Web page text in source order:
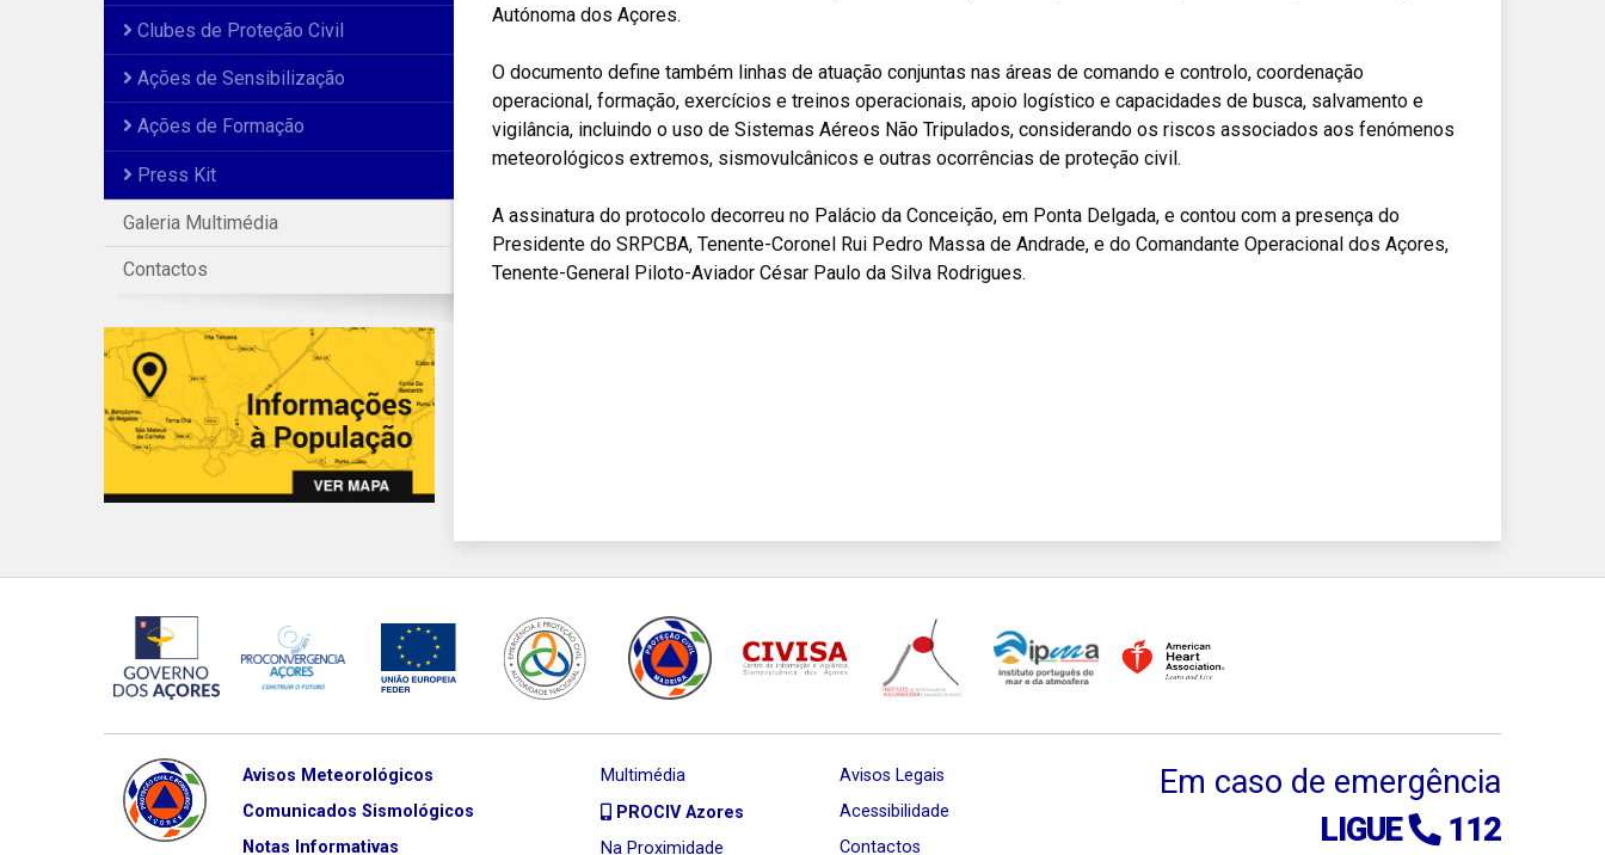
Clubes de Proteção Civil
Ações de Sensibilização
Ações de Formação
Press Kit
Galeria Multimédia
Contactos
Autónoma dos Açores.
O documento define também linhas de atuação conjuntas nas áreas de comando e controlo, coordenação
operacional, formação, exercícios e treinos operacionais, apoio logístico e capacidades de busca, salvamento e
vigilância, incluindo o uso de Sistemas Aéreos Não Tripulados, considerando os riscos associados aos fenómenos
meteorológicos extremos, sismovulcânicos e outras ocorrências de proteção civil.
A assinatura do protocolo decorreu no Palácio da Conceição, em Ponta Delgada, e contou com a presença do
Presidente do SRPCBA, Tenente-Coronel Rui Pedro Massa de Andrade, e do Comandante Operacional dos Açores,
Tenente-General Piloto-Aviador César Paulo da Silva Rodrigues.
Avisos Meteorológicos
Comunicados Sismológicos
Notas Informativas
Multimédia
PROCIV Azores
Na Proximidade
Avisos Legais
Acessibilidade
Contactos
Em caso de emergência
LIGUE
112